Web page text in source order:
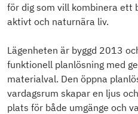
för dig som vill kombinera ett
aktivt och naturnära liv.
Lägenheten är byggd 2013
funktionell planlösning med
materialval. Den öppna
vardagsrum skapar en ljus
plats för både umgänge och